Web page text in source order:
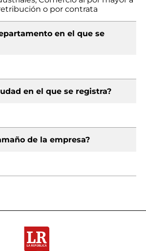
o por contrata
en el que se
en el que se registra?
de la empresa?